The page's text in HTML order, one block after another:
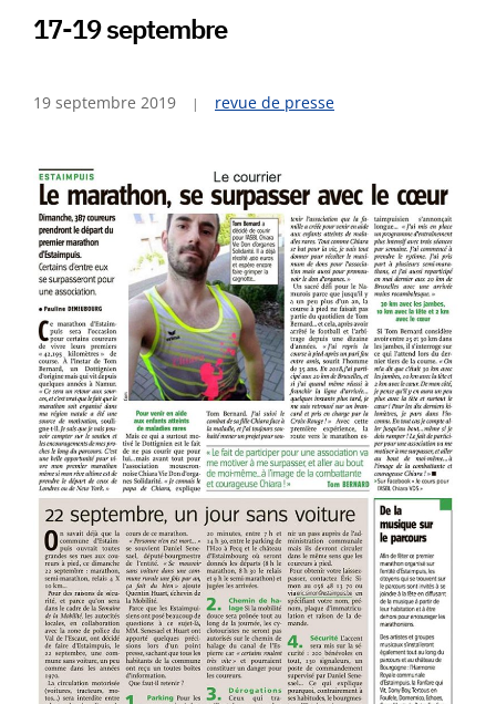
17-19 septembre
19 septembre 2019 revue de presse